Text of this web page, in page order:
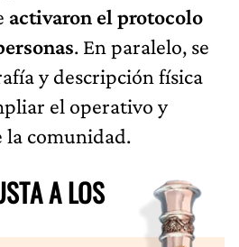
activaron el protocolo
. En paralelo, se
y descripción física
el operativo y
la comunidad.
A LOS